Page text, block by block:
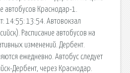
автобусов Краснодар-1.
14:55: 13:54. Автовокзал
Расписание автобусов на
изменений. Дербент.
ежедневно. Автобус следует
Дербент, через Краснодар.